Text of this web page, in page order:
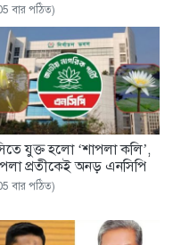
বার পঠিত)
যুক্ত হলো ‘শাপলা কলি’,
প্রতীকেই অনড় এনসিপি
বার পঠিত)